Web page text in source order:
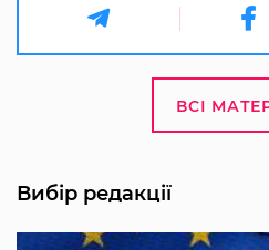
ВСІ
Вибір редакції